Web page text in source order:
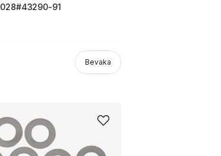
91
Bevaka